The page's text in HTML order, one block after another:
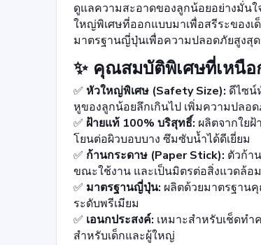
ดูแลความสะอาดของลูกน้อยอย่างมั่นใ
ใหญ่พิเศษที่ออกแบบมาเพื่อสรีระของเ
มาตรฐานญี่ปุ่นเพื่อความปลอดภัยสูงสุ
✨ คุณสมบัติพิเศษที่เหนือ
✅ หัวใหญ่พิเศษ (Safety Size): ดีไซน์
หูของลูกน้อยลึกเกินไป เพิ่มความปลอ
✅ ฝ้ายแท้ 100% บริสุทธิ์: ผลิตจากใย
โยนต่อผิวบอบบาง ซึมซับน้ำได้ดีเยี่ยม
✅ ก้านกระดาษ (Paper Stick): ตัวก้า
ขณะใช้งาน และเป็นมิตรต่อสิ่งแวดล้อม
✅ มาตรฐานญี่ปุ่น: ผลิตด้วยมาตรฐาน
ระดับพรีเมียม
✅ เอนกประสงค์: เหมาะสำหรับเช็ดท
สำหรับเด็กและผู้ใหญ่